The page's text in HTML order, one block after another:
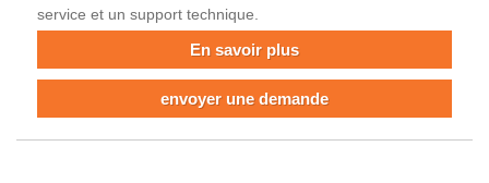
service et un support technique.
En savoir plus
envoyer une demande